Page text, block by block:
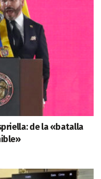
de la «batalla